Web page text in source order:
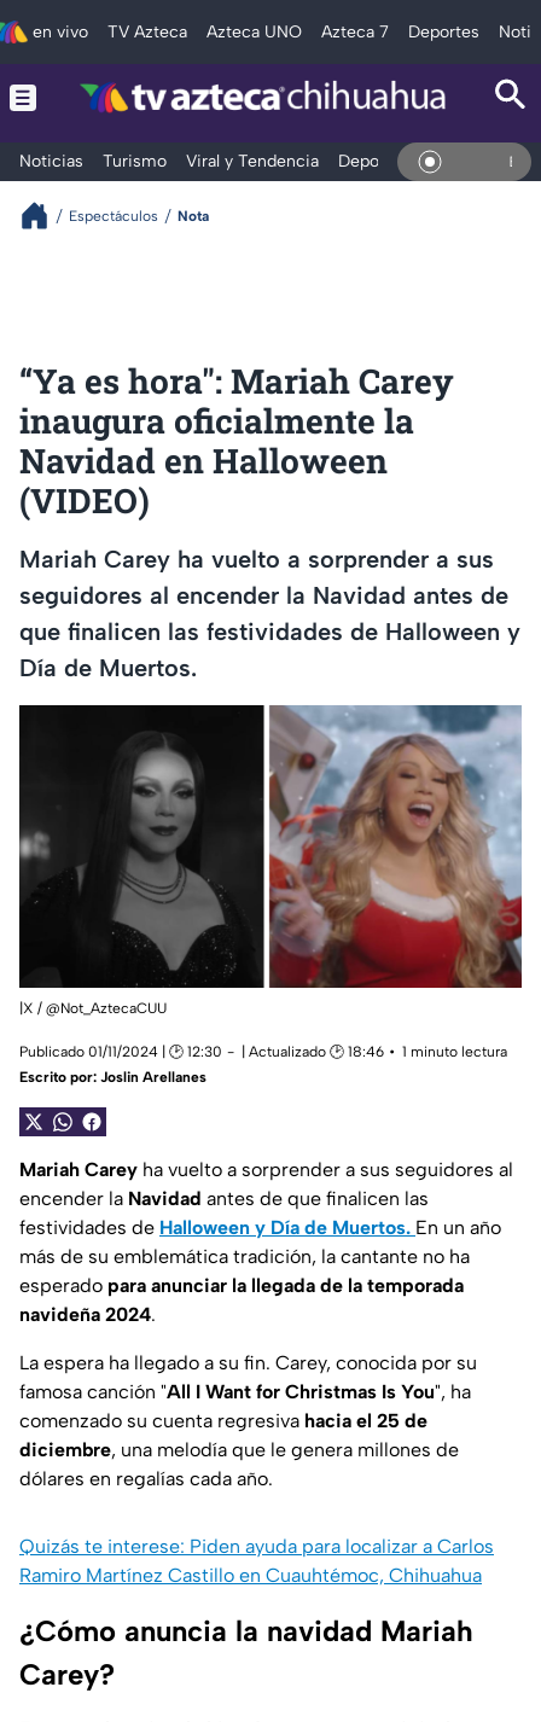
en vivo TV Azteca Azteca UNO Azteca 7 Deportes
Noticias Turismo Viral y Tendencia Deportes Espectáculos
En Vivo
Espectáculos Nota
“Ya es hora": Mariah Carey
inaugura oficialmente la
Navidad en Halloween
(VIDEO)
Mariah Carey ha vuelto a sorprender a sus
seguidores al encender la Navidad antes de
que finalicen las festividades de Halloween y
Día de Muertos.
|X / @Not_AztecaCUU
Publicado 01/11/2024 | 🕑 12:30 | Actualizado 🕑 18:46
1 minuto lectura
Escrito por: Joslin Arellanes
Mariah Carey ha vuelto a sorprender a sus seguidores al
encender la Navidad antes de que finalicen las
festividades de Halloween y Día de Muertos. En un año
más de su emblemática tradición, la cantante no ha
esperado para anunciar la llegada de la temporada
navideña 2024.
La espera ha llegado a su fin. Carey, conocida por su
famosa canción "All I Want for Christmas Is You", ha
comenzado su cuenta regresiva hacia el 25 de
diciembre, una melodía que le genera millones de
dólares en regalías cada año.
Quizás te interese: Piden ayuda para localizar a Carlos
Ramiro Martínez Castillo en Cuauhtémoc, Chihuahua
¿Cómo anuncia la navidad Mariah
Carey?